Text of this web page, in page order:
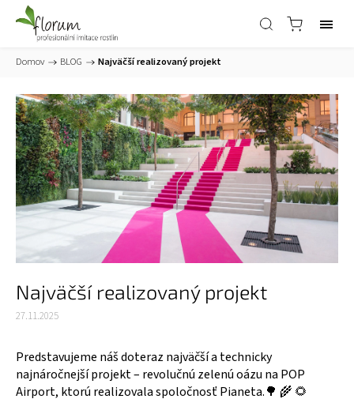
Domov / BLOG / Najväčší realizovaný projekt
Najväčší realizovaný projekt
27.11.2025
Predstavujeme náš doteraz najväčší a technicky
najnáročnejší projekt – revolučnú zelenú oázu na POP
Airport, ktorú realizovala spoločnosť Pianeta.🌳 🌾 🌻